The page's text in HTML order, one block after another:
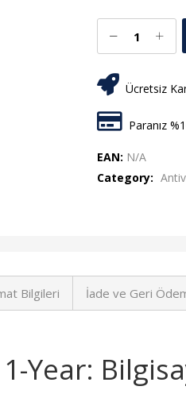
Ücretsiz
Paranız
EAN: N/A
Category:
Bilgileri İade ve Geri
Year: